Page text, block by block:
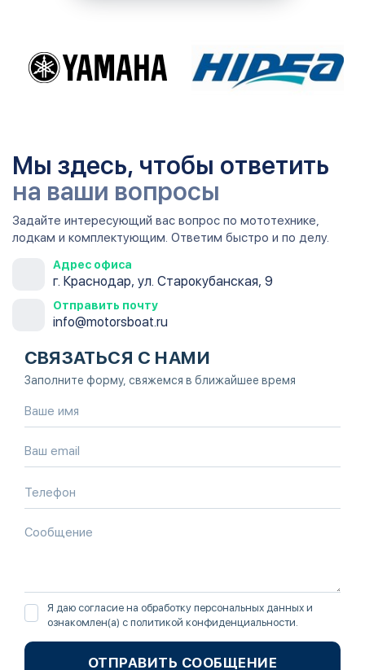
Мы здесь, чтобы ответить
на ваши вопросы
Задайте интересующий вас вопрос по мототехнике,
лодкам и комплектующим. Ответим быстро и по делу.
Адрес офиса
г. Краснодар, ул. Старокубанская, 9
Отправить почту
info@motorsboat.ru
СВЯЗАТЬСЯ С НАМИ
Заполните форму, свяжемся в ближайшее время
Я даю согласие на обработку персональных данных и
ознакомлен(а) с политикой конфиденциальности
ОТПРАВИТЬ СООБЩЕНИЕ